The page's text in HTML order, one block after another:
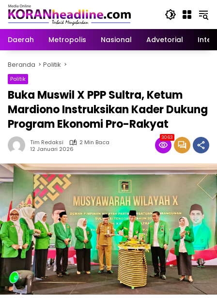
Langsung
konten
Daerah
Metropolis Nasional Advetorial
Beranda Politik
Politik
Buka Muswil X PPP Sultra, Ketum
Mardiono Instruksikan Kader Dukung
Program Ekonomi Pro-Rakyat
Tim Redaksi
2 Min Baca
12 Januari 2026
3063